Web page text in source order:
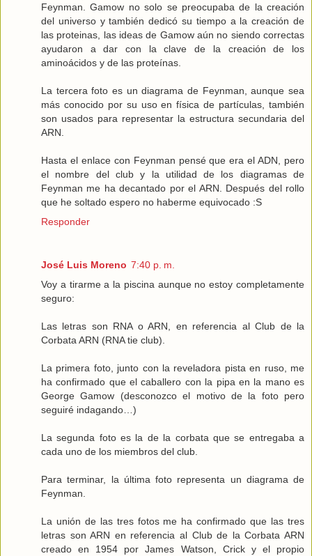
Feynman. Gamow no solo se preocupaba de la creación
del universo y también dedicó su tiempo a la creación de
las proteinas, las ideas de Gamow aún no siendo correctas
ayudaron a dar con la clave de la creación de los
aminoácidos y de las proteínas.
La tercera foto es un diagrama de Feynman, aunque sea
más conocido por su uso en física de partículas, también
son usados para representar la estructura secundaria del
ARN.
Hasta el enlace con Feynman pensé que era el ADN, pero
el nombre del club y la utilidad de los diagramas de
Feynman me ha decantado por el ARN. Después del rollo
que he soltado espero no haberme equivocado :S
Responder
José Luis Moreno 7:40 p. m.
Voy a tirarme a la piscina aunque no estoy completamente
seguro:
Las letras son RNA o ARN, en referencia al Club de la
Corbata ARN (RNA tie club).
La primera foto, junto con la reveladora pista en ruso, me
ha confirmado que el caballero con la pipa en la mano es
George Gamow (desconozco el motivo de la foto pero
seguiré indagando…)
La segunda foto es la de la corbata que se entregaba a
cada uno de los miembros del club.
Para terminar, la última foto representa un diagrama de
Feynman.
La unión de las tres fotos me ha confirmado que las tres
letras son ARN en referencia al Club de la Corbata ARN
creado en 1954 por James Watson, Crick y el propio